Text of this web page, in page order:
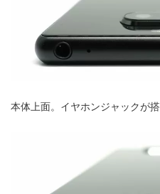
本体上面。イヤホンジャックが搭